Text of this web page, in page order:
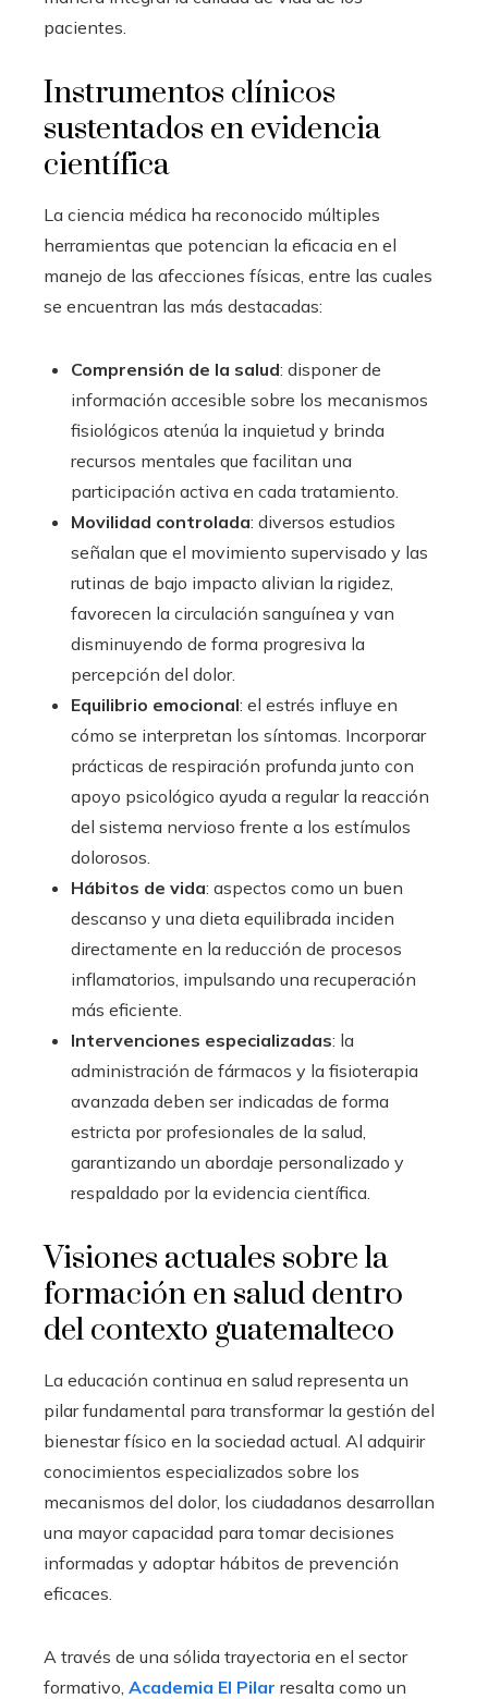
pacientes.
Instrumentos clínicos
sustentados en evidencia
científica
La ciencia médica ha reconocido múltiples
herramientas que potencian la eficacia en el
manejo de las afecciones físicas, entre las cuales
se encuentran las más destacadas:
Comprensión de la salud: disponer de
información accesible sobre los mecanismos
fisiológicos atenúa la inquietud y brinda
recursos mentales que facilitan una
participación activa en cada tratamiento.
Movilidad controlada: diversos estudios
señalan que el movimiento supervisado y las
rutinas de bajo impacto alivian la rigidez,
favorecen la circulación sanguínea y van
disminuyendo de forma progresiva la
percepción del dolor.
Equilibrio emocional: el estrés influye en
cómo se interpretan los síntomas. Incorporar
prácticas de respiración profunda junto con
apoyo psicológico ayuda a regular la reacción
del sistema nervioso frente a los estímulos
dolorosos.
Hábitos de vida: aspectos como un buen
descanso y una dieta equilibrada inciden
directamente en la reducción de procesos
inflamatorios, impulsando una recuperación
más eficiente.
Intervenciones especializadas: la
administración de fármacos y la fisioterapia
avanzada deben ser indicadas de forma
estricta por profesionales de la salud,
garantizando un abordaje personalizado y
respaldado por la evidencia científica.
Visiones actuales sobre la
formación en salud dentro
del contexto guatemalteco
La educación continua en salud representa un
pilar fundamental para transformar la gestión del
bienestar físico en la sociedad actual. Al adquirir
conocimientos especializados sobre los
mecanismos del dolor, los ciudadanos desarrollan
una mayor capacidad para tomar decisiones
informadas y adoptar hábitos de prevención
eficaces.
A través de una sólida trayectoria en el sector
formativo, Academia El Pilar resalta como un